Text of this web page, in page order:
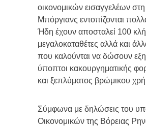
οικονομικών εισαγγελέων στη
Μπόργιανς εντοπίζονται
Ήδη έχουν αποσταλεί 100
μεγαλοκαταθέτες αλλά και
που καλούνται να δώσουν
ύποπτοι κακουργηματικής
και ξεπλύματος βρώμικου
Σύμφωνα με δηλώσεις του
Οικονομικών της Βόρειας